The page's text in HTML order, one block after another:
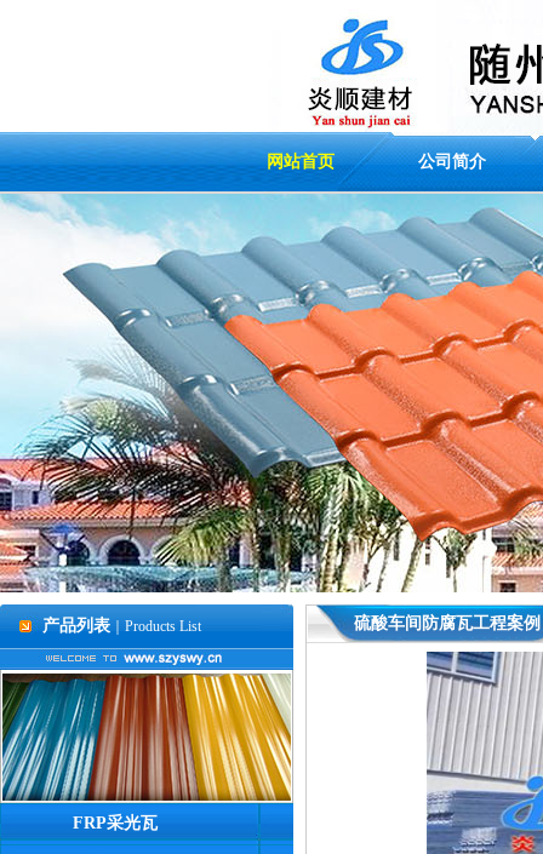
网站首页 公司简介
产品列表 ｜Products List
FRP采光瓦
硫酸车间防腐瓦工程案例